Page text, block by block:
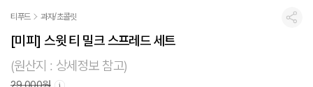
공유
티푸드 과자/초콜릿
[미피] 스윗 티 밀크 스프레드 세트
(원산지 : 상세정보 참고)